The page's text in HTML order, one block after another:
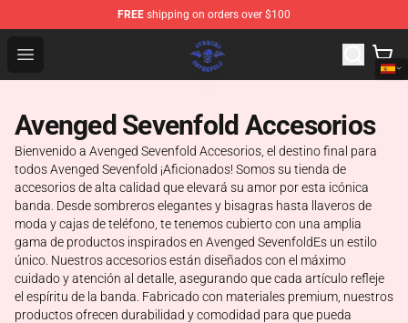
FREE shipping on orders over $100
Open menu
Avenged Sevenfold Shop - Official Avenged Sevenfold
Avenged Sevenfold Accesorios
Bienvenido a Avenged Sevenfold Accesorios, el destino final para
todos Avenged Sevenfold ¡Aficionados! Somos su tienda de
accesorios de alta calidad que elevará su amor por esta icónica
banda. Desde sombreros elegantes y bisagras hasta llaveros de
moda y cajas de teléfono, te tenemos cubierto con una amplia
gama de productos inspirados en Avenged SevenfoldEs un estilo
único. Nuestros accesorios están diseñados con el máximo
cuidado y atención al detalle, asegurando que cada artículo refleje
el espíritu de la banda. Fabricado con materiales premium, nuestros
productos ofrecen durabilidad y comodidad para que pueda